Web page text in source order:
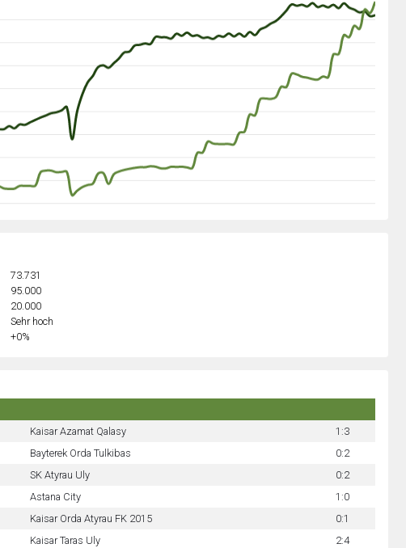
73.731
95.000
20.000
Sehr hoch
+0%
Kaisar Azamat Qalasy
1:3
Bayterek Orda Tulkibas
0:2
SK Atyrau Uly
0:2
Astana City
1:0
Kaisar Orda Atyrau FK 2015
0:1
Kaisar Taras Uly
2:4